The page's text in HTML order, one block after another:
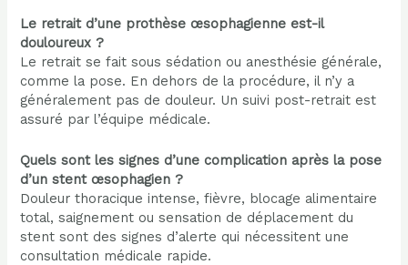
Le retrait d’une prothèse œsophagienne est-il
douloureux ?
Le retrait se fait sous sédation ou anesthésie générale,
comme la pose. En dehors de la procédure, il n’y a
généralement pas de douleur. Un suivi post-retrait est
assuré par l’équipe médicale.
Quels sont les signes d’une complication après la pose
d’un stent œsophagien ?
Douleur thoracique intense, fièvre, blocage alimentaire
total, saignement ou sensation de déplacement du
stent sont des signes d’alerte qui nécessitent une
consultation médicale rapide.